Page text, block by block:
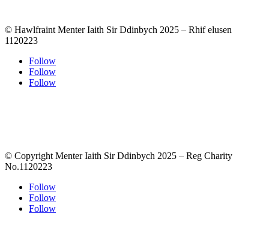
© Hawlfraint Menter Iaith Sir Ddinbych 2025 – Rhif elusen
1120223
Follow
Follow
Follow
© Copyright Menter Iaith Sir Ddinbych 2025 – Reg Charity
No.1120223
Follow
Follow
Follow